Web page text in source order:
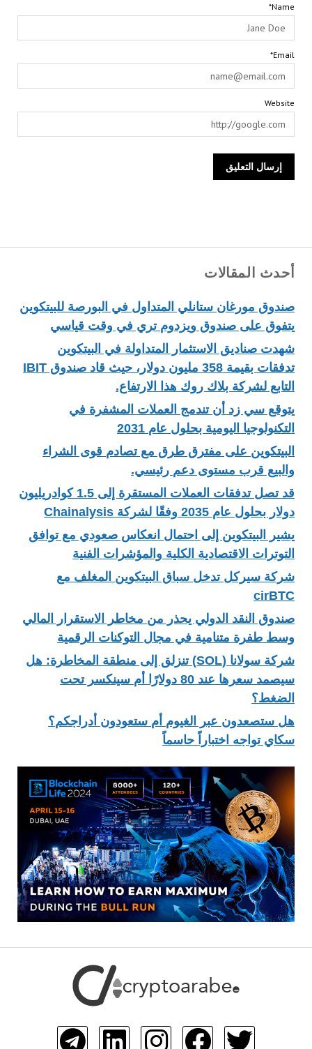
أحدث المقالات
صندوق مورغان ستانلي المتداول في البورصة للبيتكوين
يتفوق على صندوق ويزدوم تري في وقت قياسي
شهدت صناديق الاستثمار المتداولة في البيتكوين
تدفقات بقيمة 358 مليون دولار، حيث قاد صندوق IBIT
التابع لشركة بلاك روك هذا الارتفاع.
يتوقع سي زد أن تندمج العملات المشفرة في
التكنولوجيا اليومية بحلول عام 2031
البيتكوين على مفترق طرق مع تصادم قوى الشراء
والبيع قرب مستوى دعم رئيسي.
قد تصل تدفقات العملات المستقرة إلى 1.5 كوادريليون
دولار بحلول عام 2035 وفقًا لشركة Chainalysis
يشير البيتكوين إلى احتمال انعكاس صعودي مع توافق
التوترات الاقتصادية الكلية والمؤشرات الفنية
شركة سيركل تدخل سباق البيتكوين المغلف مع
cirBTC
صندوق النقد الدولي يحذر من مخاطر الاستقرار المالي
وسط طفرة متنامية في مجال التوكنات الرقمية
شركة سولانا (SOL) تنزلق إلى منطقة المخاطرة: هل
سيصمد سعرها عند 80 دولارًا أم سينكسر تحت
الضغط؟
هل ستصعدون عبر الغيوم أم ستعودون أدراجكم؟
سكاي تواجه اختباراً حاسماً
Name*
Email*
Website